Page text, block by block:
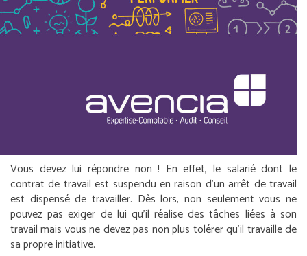
Vous devez lui répondre non ! En effet, le salarié dont le
contrat de travail est suspendu en raison d’un arrêt de travail
est dispensé de travailler. Dès lors, non seulement vous ne
pouvez pas exiger de lui qu’il réalise des tâches liées à son
travail mais vous ne devez pas non plus tolérer qu’il travaille de
sa propre initiative.